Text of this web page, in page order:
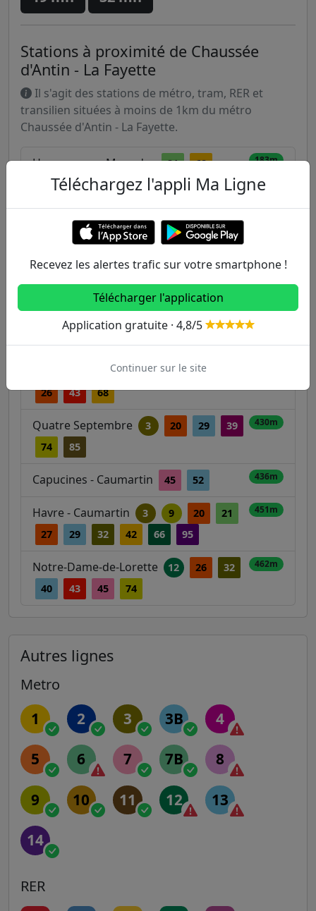
Stations à proximité de Chaussée
d'Antin - La Fayette
Il s'agit des stations de métro, tram, RER et
transilien situées à moins de 1km du métro
Chaussée d'Antin - La Fayette.
Haussmann - Mogador 21 68 183m
Auber 29
A
260m
29
32 45 52 66 68 95
20 32
Saint-Georges - Provence
Trinité d'Estienne d'Orves 12
21
26
43 68
Quatre Septembre 3 20 29
39
74
85
430m
Capucines - Caumartin 45 52 436m
Havre - Caumartin 3 9 20
21
27
29 32 42 66 95
451m
Notre-Dame-de-Lorette 12 26
32
40
43 45 74
462m
Autres lignes
Metro
1 2 3 3B 4
5 6 7 7B 8
9 10 11 12 13
14
RER
Téléchargez l'appli Ma Ligne
Recevez les alertes trafic sur votre smartphone !
Télécharger l'application
Application gratuite · 4,8/5
Continuer sur le site